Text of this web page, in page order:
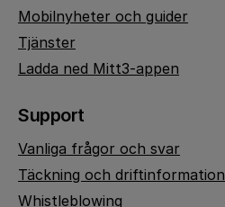
Mobilnyheter och guider
Tjänster
Ladda ned Mitt3-appen
Support
Vanliga frågor och svar
Täckning och driftinformation
Whistleblowing